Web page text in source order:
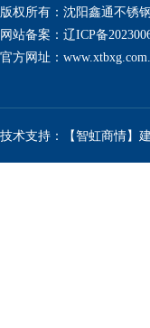
版权所有：沈阳鑫通不
网站备案：辽ICP备
官方网址：
技术支持：【智虹商情】